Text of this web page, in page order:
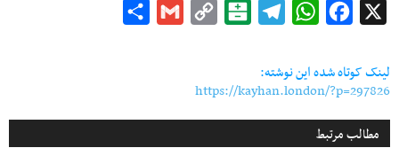
Facebook
WhatsApp
Telegram
Balatarin
Copy
Gmail
لینک کوتاه شده این نوشته:
https://kayhan.london/?p=297826
مطالب مرتبط